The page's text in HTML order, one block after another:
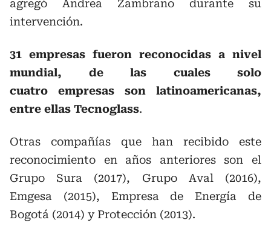
agregó Andrea Zambrano durante su
intervención.
31 empresas fueron reconocidas a nivel
mundial, de las cuales solo
cuatro empresas son latinoamericanas,
entre ellas Tecnoglass.
Otras compañías que han recibido este
reconocimiento en años anteriores son el
Grupo Sura (2017), Grupo Aval (2016),
Emgesa (2015), Empresa de Energía de
Bogotá (2014) y Protección (2013).